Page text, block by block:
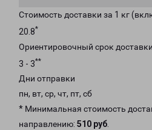
Стоимость доставки за 1 кг
20.8*
Ориентировочный срок доставки
3 - 3**
Дни отправки
пн, вт, ср, чт, пт, сб
* Минимальная стоимость
направлению: 510 руб.